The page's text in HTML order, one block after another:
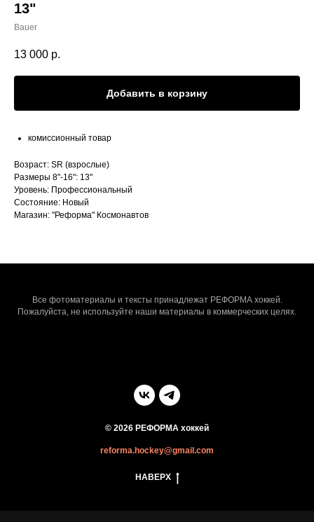
13"
Bauer
13 000 р.
Добавить в корзину
комиссионный товар
Возраст: SR (взрослые)
Размеры 8"-16": 13"
Уровень: Профессиональный
Состояние: Новый
Магазин: "Реформа" Космонавтов
Все фотоматериалы и тексты принадлежат РЕФОРМА хоккей.
Пожалуйста, не используйте наши материалы в коммерческих целях.
© 2026 РЕФОРМА хоккей
reforma.hockey@gmail.com
НАВЕРХ